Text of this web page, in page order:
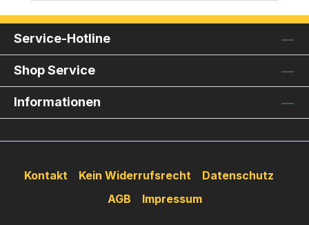
Service-Hotline
Shop Service
Informationen
Kontakt Kein Widerrufsrecht
Datenschutz
AGB
Impressum